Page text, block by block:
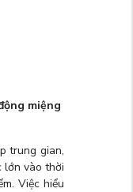
miệng
trung gian,
lớn vào thời
Việc hiểu